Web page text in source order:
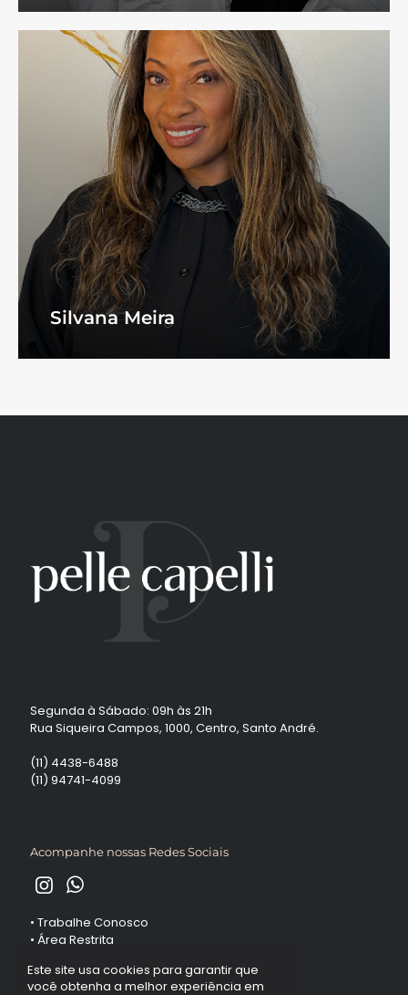
Silvana Meira
Segunda à Sábado: 09h às 21h
Rua Siqueira Campos, 1000, Centro, Santo André.
(11) 4438-6488
(11) 94741-4099
Este site usa cookies para garantir que
você obtenha a melhor experiência em
Acompanhe nossas Redes Sociais
• Trabalhe Conosco
• Área Restrita